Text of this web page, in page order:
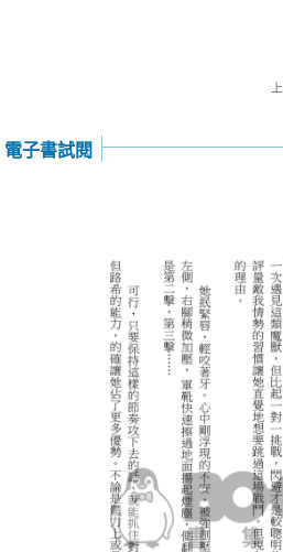
電子書試閱